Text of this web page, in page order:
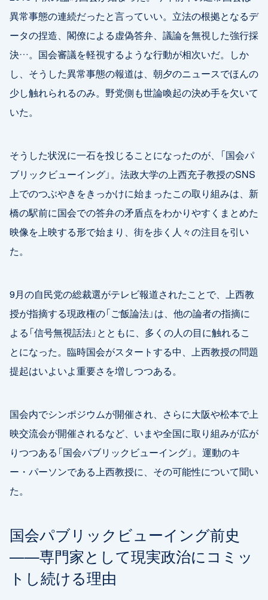
異常事態の連続だったと言っていい。立法の根拠となるデ
ータの捏造、閣僚による虚偽答弁、議論を無視した強行採
決…。国会審議を軽視するような行動が相次いだ。しか
し、そうした異常事態の報道は、朝夕のニュースでほんの
少し触れられるのみ。野党側も世論喚起の決め手を欠いて
いた。
そうした状況に一石を投じることになったのが、「国会パ
ブリックビューイング」。法政大学の上西充子教授のSNS
上でのつぶやきをきっかけに始まったこの取り組みは、新
橋の駅前に国会での答弁の矛盾点をわかりやすくまとめた
映像を上映する形で始まり、街を歩く人々の注目を引い
た。
9月の自民党の総裁選がテレビ報道されたことで、上西教
授が指摘する現政権の「ご飯論法」は、他の論者の指摘に
よる「信号無視話法」とともに、多くの人の目に触れるこ
とになった。臨時国会がスタートする中、上西教授の問題
提起はいよいよ重要さを増しつつある。
国会内でシンポジウムが開催され、さらに大阪や松本で上
映交流会が開催されるなど、いまや全国に取り組みが広が
りつつある「国会パブリックビューイング」。運動のキ
ー・パーソンである上西教授に、その可能性について聞い
た。
国会パブリックビューイング前史
——専門家として現実政治にコミッ
トし続ける理由